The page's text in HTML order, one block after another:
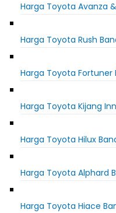
Harga Toyota Avanza
Harga Toyota Rush
Harga Toyota Fortuner
Harga Toyota Kijang
Harga Toyota Hilux
Harga Toyota Alphard
Harga Toyota Hiace